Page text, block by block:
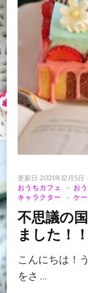
更新日:2021年12月5日
おうちカフェ
お
キャラクター
ケ
不思議の
ました！！
こんにちは！
をさ …